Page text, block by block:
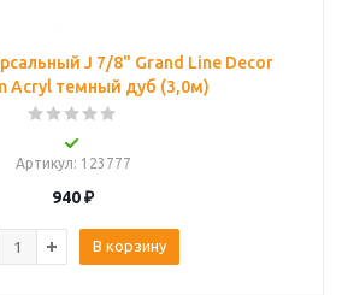
J 7/8" Grand Line Decor
Acryl темный дуб (3,0м)
Артикул: 123777
940₽
В корзину